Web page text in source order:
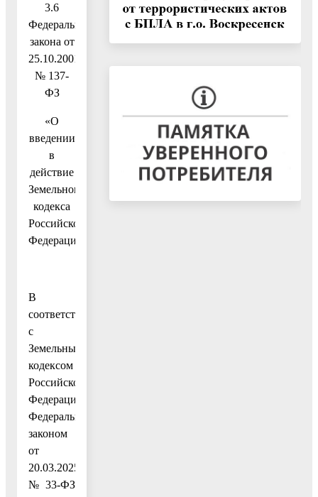
3.6
Федерального
закона от
25.10.2001
№ 137-
ФЗ
«О
введении
в
действие
Земельного
кодекса
Российской
Федерации»
В
соответствии
с
Земельным
кодексом
Российской
Федерации,
Федеральным
законом
от
20.03.2025
№ 33-ФЗ